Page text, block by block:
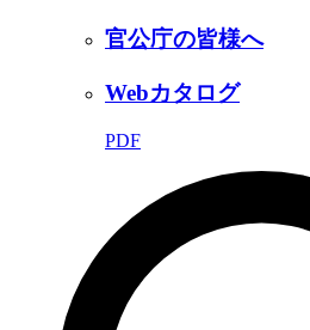
官公庁の皆様へ
Webカタログ
PDF